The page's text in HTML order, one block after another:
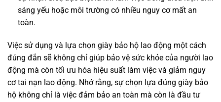
sáng yếu hoặc môi trường có nhiều nguy cơ mất an
toàn.
Việc sử dụng và lựa chọn giày bảo hộ lao động một cách
đúng đắn sẽ không chỉ giúp bảo vệ sức khỏe của người lao
động mà còn tối ưu hóa hiệu suất làm việc và giảm nguy
cơ tai nạn lao động. Nhớ rằng, sự chọn lựa đúng giày bảo
hộ không chỉ là việc đảm bảo an toàn mà còn là đầu tư